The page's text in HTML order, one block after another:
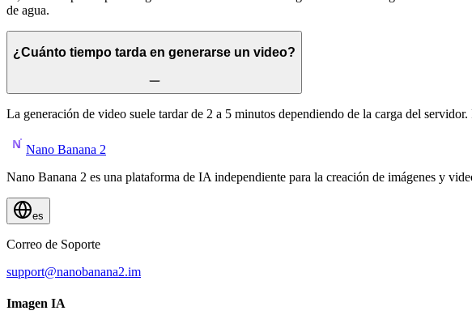
de agua.
¿Cuánto tiempo tarda en generarse un video?
La generación de video suele tardar de 2 a 5 minutos dependiendo de la carga del
Nano Banana 2
Nano Banana 2 es una plataforma de IA independiente para la creación de imágenes y
es
Correo de Soporte
support@nanobanana2.im
Imagen IA